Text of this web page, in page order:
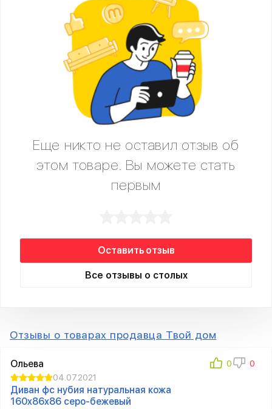
Еще никто не оставил отзыв об
этом товаре. Вы можете стать
первым
Оставить отзыв
Все отзывы о столых
Отзывы о товарах продавца Твой дом
Ольева
04.07.2021
Диван фc нубия натуральная кожа
160x86x86 серо-бежевый